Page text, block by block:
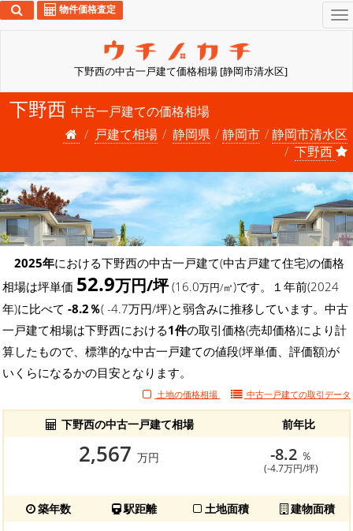
下野西の中古一戸建て価格相場 [静岡市清水区]
物件価格査定
下野西 中古一戸建ての価格相場
戸建て相場
静岡県 静岡市
静岡市清水区
下野西
2025年における下野西の中古一戸建て(中古戸建て住宅)の価格
相場は坪単価 52.9万円/坪(16.0万円/㎡)です。１年前(2024
年)に比べて -8.2％( -4.7万円/坪)と弱含みに推移しています。中古
一戸建て相場は下野西における1件の取引価格(売却価格)により計
算したもので、標準的な中古一戸建ての値段(坪単価、評価額)が
いくらになるかの目安となります。
土地の価格相場 中古一戸建ての取引データ
下野西の中古一戸建て相場 前年比
2,567 万円 -8.2 ％
(-4.7万円/坪)
築年数 駅距離 土地面積 建物面積